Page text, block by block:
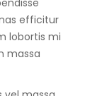
efficitur
lobortis mi
massa